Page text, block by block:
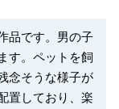
品です。男の子
す。ペットを飼
念そうな様子が
置しており、楽